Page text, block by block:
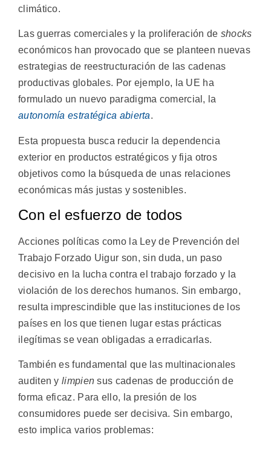
climático.
Las guerras comerciales y la proliferación de shocks
económicos han provocado que se planteen nuevas
estrategias de reestructuración de las cadenas
productivas globales. Por ejemplo, la UE ha
formulado un nuevo paradigma comercial, la
autonomía estratégica abierta.
Esta propuesta busca reducir la dependencia
exterior en productos estratégicos y fija otros
objetivos como la búsqueda de unas relaciones
económicas más justas y sostenibles.
Con el esfuerzo de todos
Acciones políticas como la Ley de Prevención del
Trabajo Forzado Uigur son, sin duda, un paso
decisivo en la lucha contra el trabajo forzado y la
violación de los derechos humanos. Sin embargo,
resulta imprescindible que las instituciones de los
países en los que tienen lugar estas prácticas
ilegítimas se vean obligadas a erradicarlas.
También es fundamental que las multinacionales
auditen y limpien sus cadenas de producción de
forma eficaz. Para ello, la presión de los
consumidores puede ser decisiva. Sin embargo,
esto implica varios problemas: